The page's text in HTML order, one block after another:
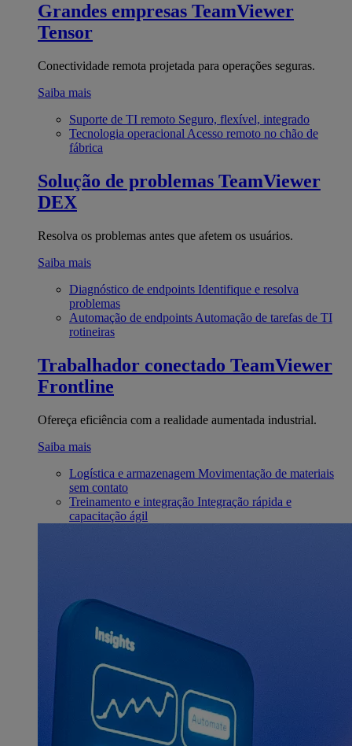
Grandes empresas TeamViewer
Tensor
Conectividade remota projetada para operações seguras.
Saiba mais
Suporte de TI remoto Seguro, flexível, integrado
Tecnologia operacional Acesso remoto no chão de
fábrica
Solução de problemas TeamViewer
DEX
Resolva os problemas antes que afetem os usuários.
Saiba mais
Diagnóstico de endpoints Identifique e resolva
problemas
Automação de endpoints Automação de tarefas de TI
rotineiras
Trabalhador conectado TeamViewer
Frontline
Ofereça eficiência com a realidade aumentada industrial.
Saiba mais
Logística e armazenagem Movimentação de materiais
sem contato
Treinamento e integração Integração rápida e
capacitação ágil